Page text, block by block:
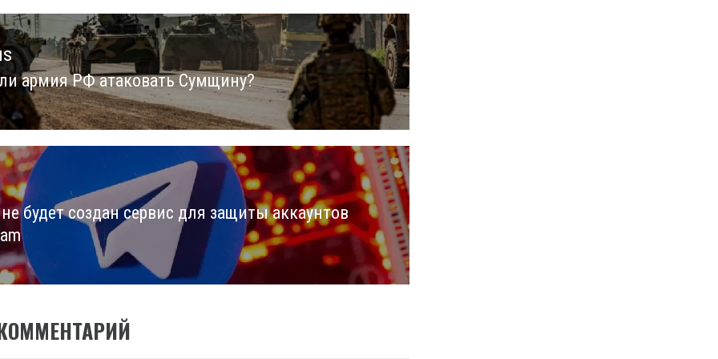
армия РФ атаковать Сумщину?
будет создан сервис для защиты аккаунтов